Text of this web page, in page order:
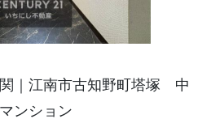
｜江南市古知野町塔塚 中
ンション